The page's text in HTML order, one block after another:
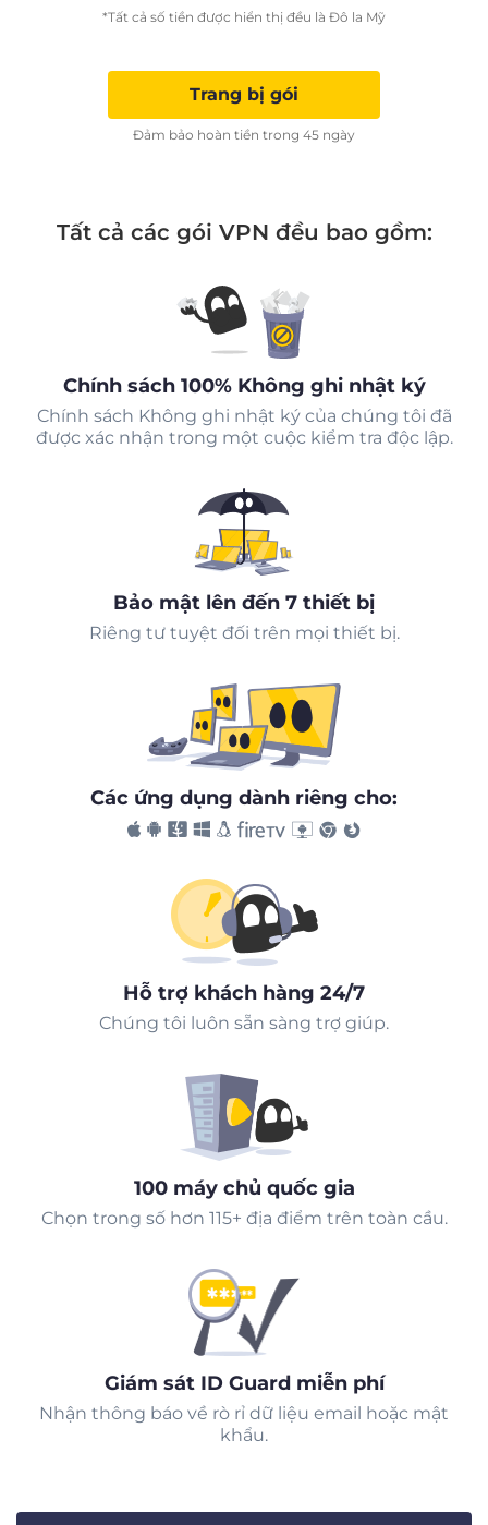
*Tất cả số tiền được hiển thị đều là Đô la Mỹ
Trang bị gói
Đảm bảo hoàn tiền trong 45 ngày
Tất cả các gói VPN đều bao gồm:
Chính sách 100% Không ghi nhật ký
Chính sách Không ghi nhật ký của chúng tôi đã
được xác nhận trong một cuộc kiểm tra độc lập.
Bảo mật lên đến 7 thiết bị
Riêng tư tuyệt đối trên mọi thiết bị.
Các ứng dụng dành riêng cho:
Hỗ trợ khách hàng 24/7
Chúng tôi luôn sẵn sàng trợ giúp.
100 máy chủ quốc gia
Chọn trong số hơn 115+ địa điểm trên toàn cầu.
Giám sát ID Guard miễn phí
Nhận thông báo về rò rỉ dữ liệu email hoặc mật
khẩu.